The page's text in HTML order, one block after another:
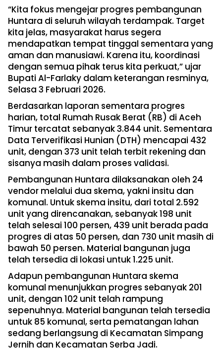
“Kita fokus mengejar progres pembangunan
Huntara di seluruh wilayah terdampak. Target
kita jelas, masyarakat harus segera
mendapatkan tempat tinggal sementara yang
aman dan manusiawi. Karena itu, koordinasi
dengan semua pihak terus kita perkuat,” ujar
Bupati Al-Farlaky dalam keterangan resminya,
Selasa 3 Februari 2026.
Berdasarkan laporan sementara progres
harian, total Rumah Rusak Berat (RB) di Aceh
Timur tercatat sebanyak 3.844 unit. Sementara
Data Terverifikasi Hunian (DTH) mencapai 432
unit, dengan 373 unit telah terbit rekening dan
sisanya masih dalam proses validasi.
Pembangunan Huntara dilaksanakan oleh 24
vendor melalui dua skema, yakni insitu dan
komunal. Untuk skema insitu, dari total 2.592
unit yang direncanakan, sebanyak 198 unit
telah selesai 100 persen, 439 unit berada pada
progres di atas 50 persen, dan 730 unit masih di
bawah 50 persen. Material bangunan juga
telah tersedia di lokasi untuk 1.225 unit.
Adapun pembangunan Huntara skema
komunal menunjukkan progres sebanyak 201
unit, dengan 102 unit telah rampung
sepenuhnya. Material bangunan telah tersedia
untuk 85 komunal, serta pematangan lahan
sedang berlangsung di Kecamatan Simpang
Jernih dan Kecamatan Serba Jadi.